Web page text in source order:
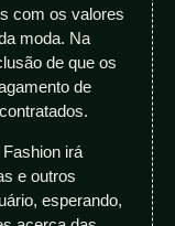
com os valores
moda. Na
de que os
de
irá
e outros
esperando,